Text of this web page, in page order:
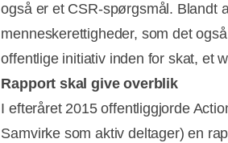
også er et CSR-spørgsmål. Blandt
menneskerettigheder, som det
offentlige initiativ inden for skat, et
Rapport skal give overblik
I efteråret 2015 offentliggjorde
Samvirke som aktiv deltager) en